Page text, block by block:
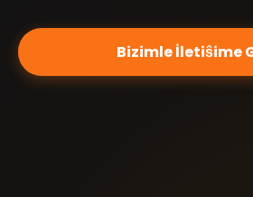
Bizimle İletiŝime